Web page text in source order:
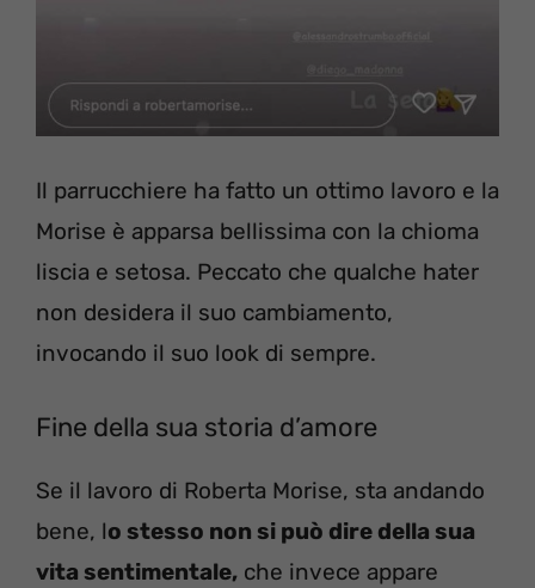
Il parrucchiere ha fatto un ottimo lavoro e la
Morise è apparsa bellissima con la chioma
liscia e setosa. Peccato che qualche hater
non desidera il suo cambiamento,
invocando il suo look di sempre.
Fine della sua storia d’amore
Se il lavoro di Roberta Morise, sta andando
bene, lo stesso non si può dire della sua
vita sentimentale, che invece appare